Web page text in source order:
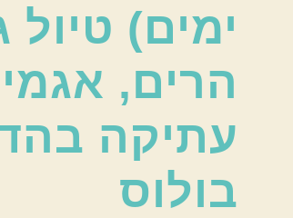
ימים) טיול
הרים,
עתיקה
בולוס